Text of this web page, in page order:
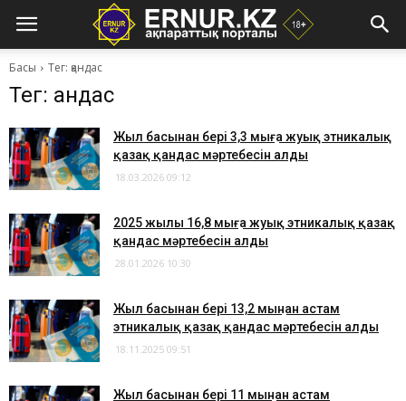
Басы Тег: қандас
Тег: қандас
Жыл басынан бері 3,3 мыңға жуық этникалық
қазақ қандас мәртебесін алды
18.03.2026 09:12
2025 жылы 16,8 мыңға жуық этникалық қазақ
қандас мәртебесін алды
28.01.2026 10:30
Жыл басынан бері 13,2 мыңнан астам
этникалық қазақ қандас мәртебесін алды
18.11.2025 09:51
Жыл басынан бері 11 мыңнан астам